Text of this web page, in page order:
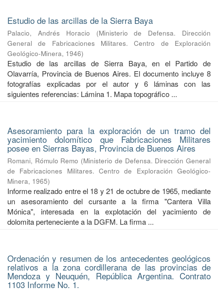
Estudio de las arcillas de la Sierra Baya
Palacio, Andrés Horacio (Ministerio de Defensa. Dirección
General de Fabricaciones Militares. Centro de Exploración
Geológico-Minera, 1946)
Estudio de las arcillas de Sierra Baya, en el Partido de
Olavarría, Provincia de Buenos Aires. El documento incluye 8
fotografías explicadas por el autor y 6 láminas con las
siguientes referencias: Lámina 1. Mapa topográfico ...
Asesoramiento para la exploración de un tramo del
yacimiento dolomítico que Fabricaciones Militares
posee en Sierras Bayas, Provincia de Buenos Aires
Romani, Rómulo Remo (Ministerio de Defensa. Dirección General
de Fabricaciones Militares. Centro de Exploración Geológico-
Minera, 1965)
Informe realizado entre el 18 y 21 de octubre de 1965, mediante
un asesoramiento del cursante a la firma "Cantera Villa
Mónica", interesada en la explotación del yacimiento de
dolomita perteneciente a la DGFM. La firma ...
Ordenación y resumen de los antecedentes geológicos
relativos a la zona cordillerana de las provincias de
Mendoza y Neuquén, República Argentina. Contrato
1103 Informe No. 1.